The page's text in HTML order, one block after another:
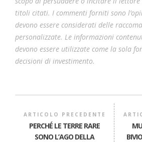
titoli citati. I commenti forniti sono
devono essere considerati delle
personalizzate. Le informazioni
devono essere utilizzate come la sola
decisioni di investimento.
ARTICOLO PRECEDENTE
PERCHÉ LE TERRE RARE
SONO L’AGO DELLA